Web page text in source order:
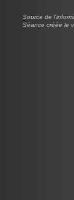
Source de
Séance créée le